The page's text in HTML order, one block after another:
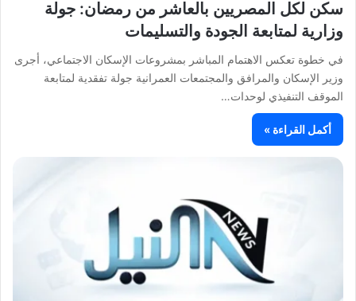
سكن لكل المصريين بالعاشر من رمضان: جولة
وزارية لمتابعة الجودة والتسليمات
في خطوة تعكس الاهتمام المباشر بمشروعات الإسكان الاجتماعي، أجرى
وزير الإسكان والمرافق والمجتمعات العمرانية جولة تفقدية لمتابعة
الموقف التنفيذي لوحدات…
أكمل القراءة »